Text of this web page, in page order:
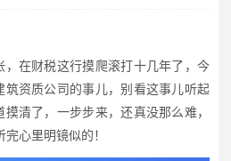
，在财税这行摸爬滚打十几年了，今
筑资质公司的事儿，别看这事儿听起
清了，一步步来，还真没那么难，
心里明镜似的！